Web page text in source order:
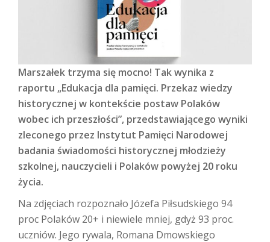
Marszałek trzyma się mocno! Tak wynika z
raportu „Edukacja dla pamięci. Przekaz wiedzy
historycznej w kontekście postaw Polaków
wobec ich przeszłości”, przedstawiającego wyniki
zleconego przez Instytut Pamięci Narodowej
badania świadomości historycznej młodzieży
szkolnej, nauczycieli i Polaków powyżej 20 roku
życia.
Na zdjęciach rozpoznało Józefa Piłsudskiego 94
proc Polaków 20+ i niewiele mniej, gdyż 93 proc.
uczniów. Jego rywala, Romana Dmowskiego